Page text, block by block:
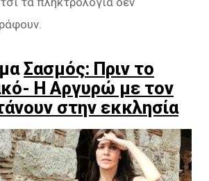
Σασμός: Πριν το
Η Αργυρώ με τον
στην εκκλησία